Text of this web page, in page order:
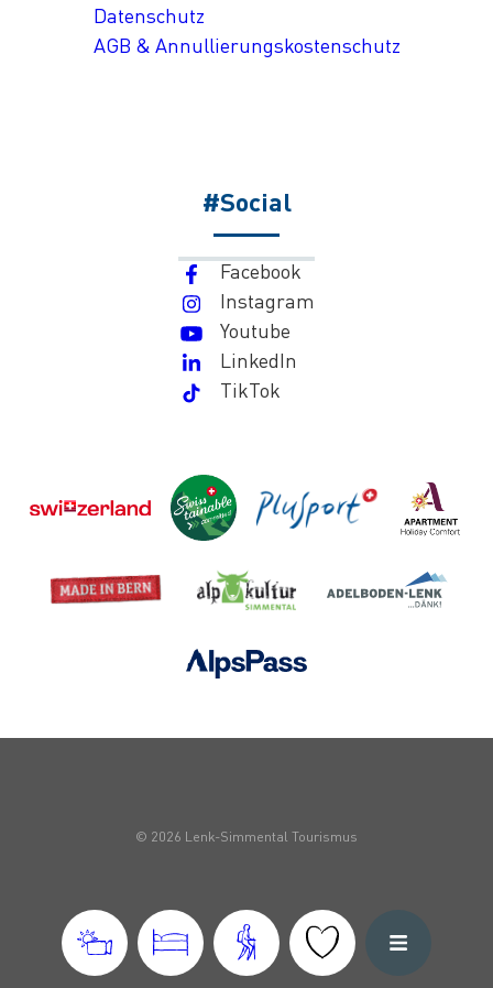
Datenschutz
AGB & Annullierungskostenschutz
#Social
Facebook
Instagram
Youtube
LinkedIn
TikTok
© 2026 Lenk-Simmental Tourismus